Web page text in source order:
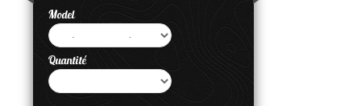
Model
Quantité